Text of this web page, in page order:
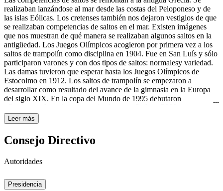
Mermaids" ("Las Sirenas Modernas"), para Feria Mundial en
Chicago, el cual el presentador lo anunció como "natación
sincronizada". Ésta fue la primera mención a este término, aunque
Curtis todavía usaba el nombre "rhythmic swimming" (natación
rítmica) en su libro Rhythmic Swimming: A Source Book of
Synchronized Swimming and Water Pageantry (Minneapolis:
Burgess Publishing Co., 1936). A pesar de esto, fue en Estados
Unidos de América donde obtuvo mayor importancia y
trascendencia con las películas de Esther Williams, famosa actriz de
Hollywood y nadadora. A ella se le atribuye ser la gran impulsora de
este deporte, por haberlo hecho famoso en sus películas de los años
40 y 50 del siglo XX, haciéndolo llegar a todo el mundo. La
Juegos Olímpicos de Los Ángeles en 1984.
realizaban lanzándose al mar desde las costas del Peloponeso y de
las islas Eólicas. Los cretenses también nos dejaron vestigios de que
se realizaban competencias de saltos en el mar. Existen imágenes
que nos muestran de qué manera se realizaban algunos saltos en la
antigüedad. Los Juegos Olímpicos acogieron por primera vez a los
saltos de trampolín como disciplina en 1904. Fue en San Luís y sólo
participaron varones y con dos tipos de saltos: normalesy variedad.
Las damas tuvieron que esperar hasta los Juegos Olímpicos de
Estocolmo en 1912. Los saltos de trampolín se empezaron a
desarrollar como resultado del avance de la gimnasia en la Europa
del siglo XIX. En la copa del Mundo de 1995 debutaron
oficialmente los saltos sincronizados y en Sydney 2000 se
estrenaron como disciplina olímpica.
Leer más
Consejo Directivo
Autoridades
Presidencia